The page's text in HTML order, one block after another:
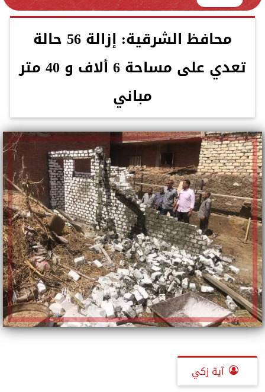
محافظ الشرقية: إزالة 56 حالة
تعدي على مساحة 6 ألاف و 40 متر
مباني
آية زكي